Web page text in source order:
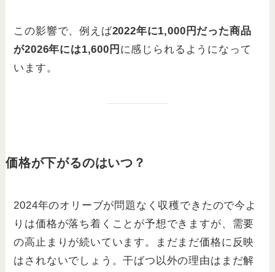
この影響で、例えば2022年に1,000円だった商品
が2026年には1,600円 に感じられるようになって
います。
価格が下がるのはいつ？
2024年のオリーブが問題なく収穫できたので今よ
りは価格が落ち着くことが予想できますが、需要
の高止まりが続いています。まだまだ価格に反映
はされないでしょう。干ばつ以外の理由はまだ解